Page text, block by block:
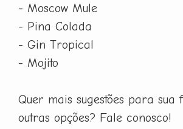
- Moscow Mule
- Pina Colada
- Gin Tropical
- Mojito
Quer mais sugestões para sua
outras opções? Fale conosco!